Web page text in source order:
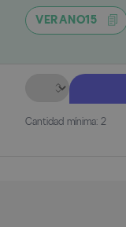
VERANO15
Cantidad
Cantidad mínima: 2